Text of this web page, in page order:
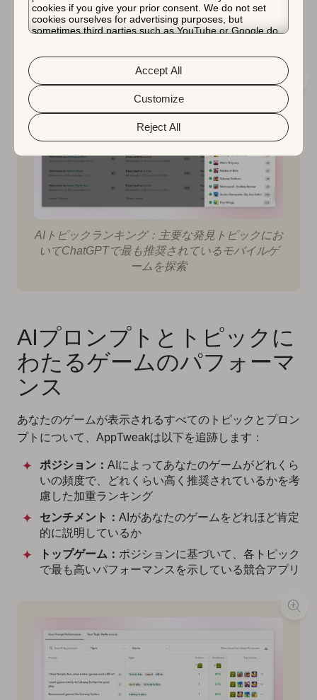
cookies if you give your prior consent. We do not set
cookies ourselves for advertising purposes, but
sometimes third parties such as YouTube or Google do.
about the protection of your personal data and the
different cookies we use, please read our
&Privacy Policy. You can customize your cookie settings
and preferences by clicking the “Customize” button.
Reject All
Customize
Accept All
か、どのプレイヤーの意図で優位に立っているか、そし
て主要なトピックでどの競合他社がリードしているかを
AIトピックランキング：主要な発見トピックにお
いてChatGPTで最も推奨されているモバイルゲ
ームを探索
AIプロンプトとトピックに
わたるゲームのパフォーマ
ンス
あなたのゲームが表示されるすべてのトピックとプロン
プトについて、AppTweakは以下を追跡します：
ポジション： AIによってあなたのゲームがどれくら
いの頻度で、どれくらい高く推奨されているかを考
慮した加重ランキング
センチメント： AIがあなたのゲームをどれほど肯定
的に説明しているか
トップゲーム： ポジションに基づいて、各トピック
で最も高いパフォーマンスを示している競合アプリ